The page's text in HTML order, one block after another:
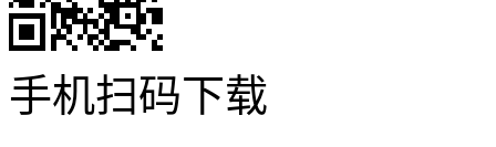
手机扫码下载